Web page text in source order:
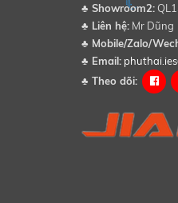
♣ Showroom2:
♣ Liên hệ: Mr Dũng
♣ Mobile/Zalo/
♣ Email:
♣ Theo dõi: